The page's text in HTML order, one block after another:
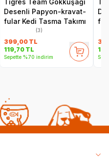
Desenli Papyon-kravat-
fular Kedi Tasma Takımı
(3)
399,00 TL
119,70 TL
Sepette %70 indirim